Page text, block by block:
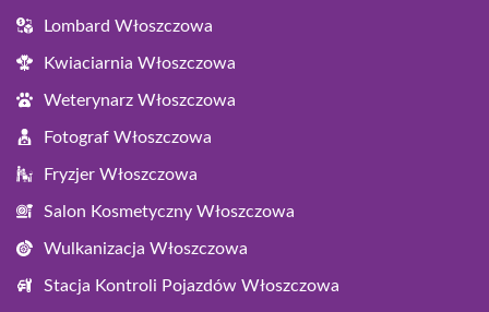
Lombard Włoszczowa
Kwiaciarnia Włoszczowa
Weterynarz Włoszczowa
Fotograf Włoszczowa
Fryzjer Włoszczowa
Salon Kosmetyczny Włoszczowa
Wulkanizacja Włoszczowa
Stacja Kontroli Pojazdów Włoszczowa